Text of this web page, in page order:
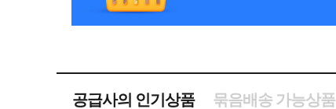
공급사의 인기상품 묶음배송 가능상품